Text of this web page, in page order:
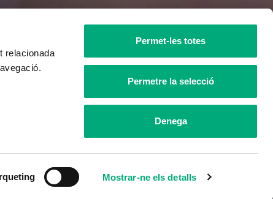
relacionada
Mostrar-ne els detalls
Permet-les totes
Permetre la selecció
Denega